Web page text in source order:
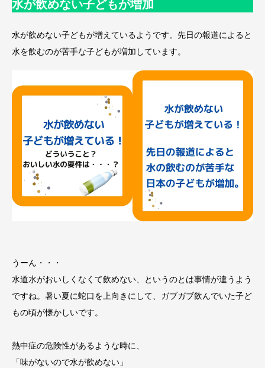
水が飲めない子どもが増加
水が飲めない子どもが増えているようです。先日の報道によると
水を飲むのが苦手な子どもが増加しています。
うーん・・・
水道水がおいしくなくて飲めない、というのとは事情が違うよう
ですね。暑い夏に蛇口を上向きにして、ガブガブ飲んでいた子ど
もの頃が懐かしいです。
熱中症の危険性があるような時に、
「味がないので水が飲めない」